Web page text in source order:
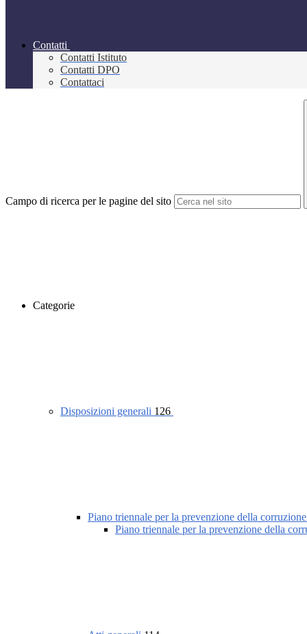
Contatti
Contatti Istituto
Contatti DPO
Contattaci
Campo di ricerca per le pagine del sito
Categorie
Disposizioni generali 126
Piano triennale per la prevenzione della
Piano triennale per la prevenzione della